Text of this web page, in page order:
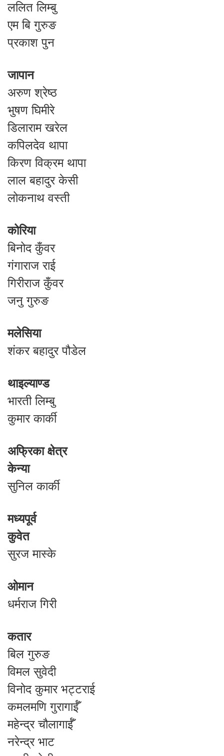
ललित लिम्बु
एम बि गुरुङ
प्रकाश पुन
जापान
अरुण श्रेष्ठ
भुषण घिमीरे
डिलाराम खरेल
कपिलदेव थापा
किरण विक्रम थापा
लाल बहादुर केसी
लोकनाथ वस्ती
कोरिया
बिनोद कुँवर
गंगाराज राई
गिरीराज कुँवर
जनु गुरुङ
मलेसिया
शंकर बहादुर पौडेल
थाइल्याण्ड
भारती लिम्बु
कुमार कार्की
अफ्रिका क्षेत्र
केन्या
सुनिल कार्की
मध्यपूर्व
कुवेत
सुरज मास्के
ओमान
धर्मराज गिरी
कतार
बिल गुरुङ
विमल सुवेदी
विनोद कुमार भट्टराई
कमलमणि गुरागाईँ
महेन्द्र चौलागाईँ
नरेन्द्र भाट